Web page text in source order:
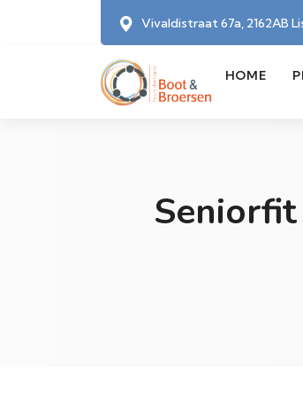
Vivaldistraat 67a, 2162AB
HOME